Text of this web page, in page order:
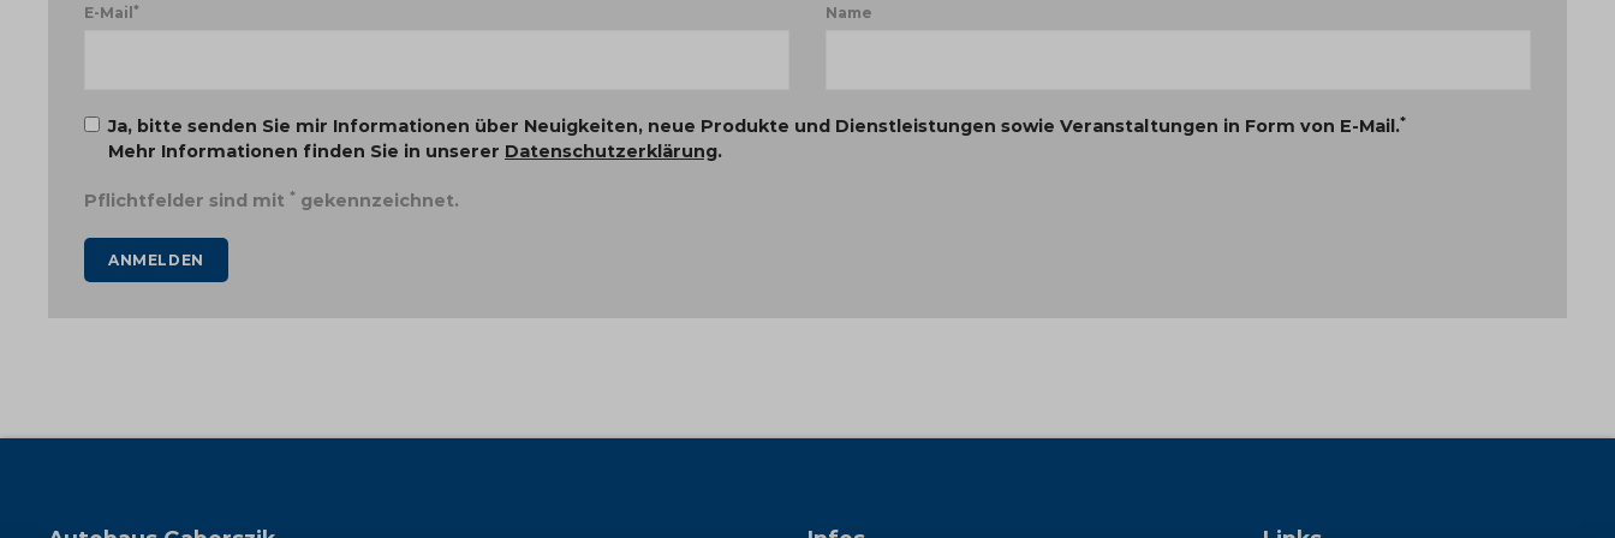
E-Mail * Name
Ja, bitte senden Sie mir Informationen über Neuigkeiten, neue Produkte und Dienstleistungen sowie Veranstaltungen in Form von E-Mail.*
Mehr Informationen finden Sie in unserer Datenschutzerklärung.
Pflichtfelder sind mit * gekennzeichnet.
ANMELDEN